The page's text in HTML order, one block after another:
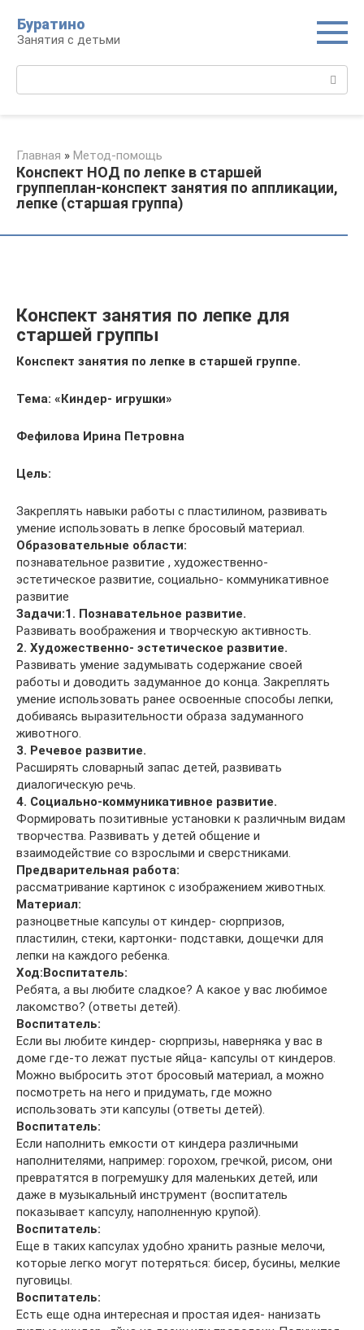
контенту
Буратино
Занятия с детьми
Главная » Метод-помощь
Конспект НОД по лепке в старшей
группеплан-конспект занятия по аппликации,
лепке (старшая группа)
Конспект занятия по лепке для
старшей группы
Конспект занятия по лепке в старшей группе.
Тема: «Киндер- игрушки»
Фефилова Ирина Петровна
Цель:
Закреплять навыки работы с пластилином, развивать
умение использовать в лепке бросовый материал.
Образовательные области:
познавательное развитие , художественно-
эстетическое развитие, социально- коммуникативное
развитие
Задачи:1. Познавательное развитие.
Развивать воображения и творческую активность.
2. Художественно- эстетическое развитие.
Развивать умение задумывать содержание своей
работы и доводить задуманное до конца. Закреплять
умение использовать ранее освоенные способы лепки,
добиваясь выразительности образа задуманного
животного.
3. Речевое развитие.
Расширять словарный запас детей, развивать
диалогическую речь.
4. Социально-коммуникативное развитие.
Формировать позитивные установки к различным видам
творчества. Развивать у детей общение и
взаимодействие со взрослыми и сверстниками.
Предварительная работа:
рассматривание картинок с изображением животных.
Материал:
разноцветные капсулы от киндер- сюрпризов,
пластилин, стеки, картонки- подставки, дощечки для
лепки на каждого ребенка.
Ход:Воспитатель:
Ребята, а вы любите сладкое? А какое у вас любимое
лакомство? (ответы детей).
Воспитатель:
Если вы любите киндер- сюрпризы, наверняка у вас в
доме где-то лежат пустые яйца- капсулы от киндеров.
Можно выбросить этот бросовый материал, а можно
посмотреть на него и придумать, где можно
использовать эти капсулы (ответы детей).
Воспитатель:
Если наполнить емкости от киндера различными
наполнителями, например: горохом, гречкой, рисом, они
превратятся в погремушку для маленьких детей, или
даже в музыкальный инструмент (воспитатель
показывает капсулу, наполненную крупой).
Воспитатель:
Еще в таких капсулах удобно хранить разные мелочи,
которые легко могут потеряться: бисер, бусины, мелкие
пуговицы.
Воспитатель:
Есть еще одна интересная и простая идея- нанизать